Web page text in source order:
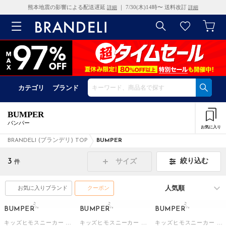
熊本地震の影響による配送遅延 詳細 ｜ 7/30(木)14時〜 送料改訂 詳細
カテゴリ ブランド
BUMPER
バンパー
お気に入り
BRANDELI (ブランデリ) TOP BUMPER
3 件 サイズ 絞り込む
お気に入りブランド クーポン
BUMPER BUMPER BUMPER